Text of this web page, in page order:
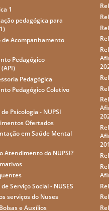
1
pedagógica para
de Acompanhamento
Pedagógico
Pedagógica
Pedagógico Coletivo
Psicologia - NUPSI
Ofertados
em Saúde Mental
Atendimento do NUPSI?
Serviço Social - NUSES
serviços do Nuses
e Auxílios